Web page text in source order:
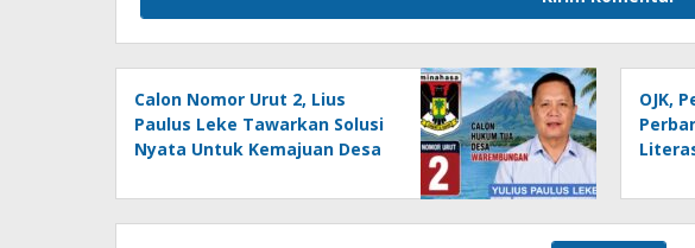
Calon Nomor Urut 2, Lius
Paulus Leke Tawarkan Solusi
Nyata Untuk Kemajuan Desa
OJK,